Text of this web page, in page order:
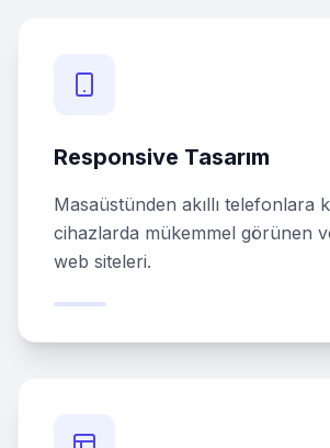
Responsive Tasarım
Masaüstünden akıllı telefonlara
cihazlarda mükemmel görünen
web siteleri.